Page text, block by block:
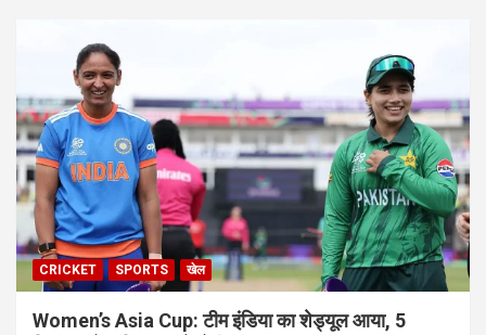
CRICKET SPORTS खेल
Women’s Asia Cup: टीम इंडिया का शेड्यूल आया, 5